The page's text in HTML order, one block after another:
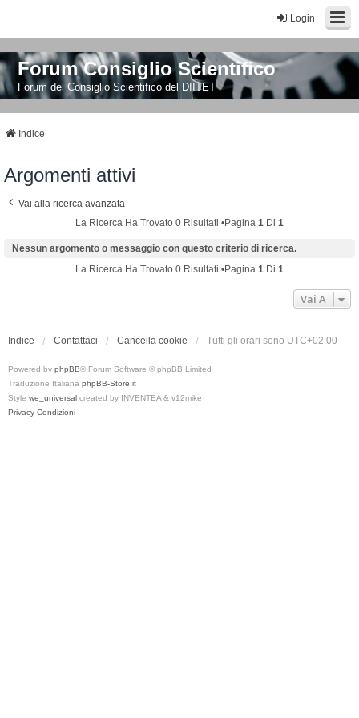
Login
Forum Consiglio Scientifico
Forum del Consiglio Scientifico del DIITET
Indice
Argomenti attivi
Vai alla ricerca avanzata
La Ricerca Ha Trovato 0 Risultati •Pagina 1 Di 1
Nessun argomento o messaggio con questo criterio di ricerca.
La Ricerca Ha Trovato 0 Risultati •Pagina 1 Di 1
Vai A
Indice Contattaci Cancella cookie Tutti gli orari sono UTC+02:00
Powered by phpBB® Forum Software © phpBB Limited
Traduzione Italiana phpBB-Store.it
Style we_universal created by INVENTEA & v12mike
Privacy Condizioni